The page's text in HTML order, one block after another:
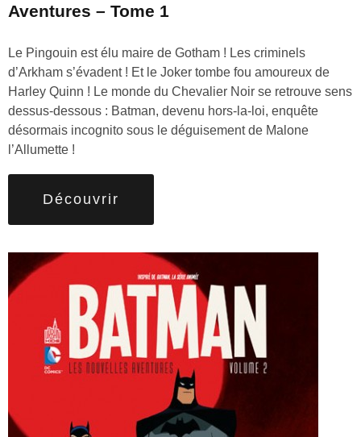
Aventures – Tome 1
Le Pingouin est élu maire de Gotham ! Les criminels
d’Arkham s’évadent ! Et le Joker tombe fou amoureux de
Harley Quinn ! Le monde du Chevalier Noir se retrouve sens
dessus-dessous : Batman, devenu hors-la-loi, enquête
désormais incognito sous le déguisement de Malone
l’Allumette !
Découvrir